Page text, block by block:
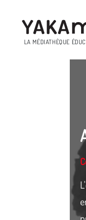
LA MÉDIATHÈQUE